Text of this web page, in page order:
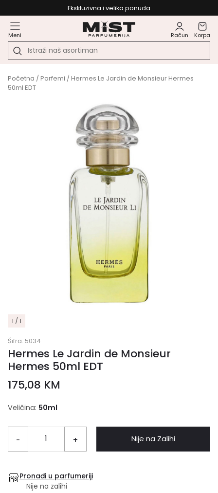
Ekskluzivna i velika ponuda
Meni Račun Korpa
Početna /Parfemi / Hermes Le Jardin de Monsieur Hermes
50ml EDT
1 / 1
Šifra: 5034
Hermes Le Jardin de Monsieur
Hermes 50ml EDT
175,08 KM
Veličina: 50ml
- + Nije na Zalihi
Pronađi u parfumeriji
Nije na zalihi